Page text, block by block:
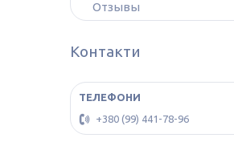
Отзывы
Контакти
+380 (99) 441-78-96